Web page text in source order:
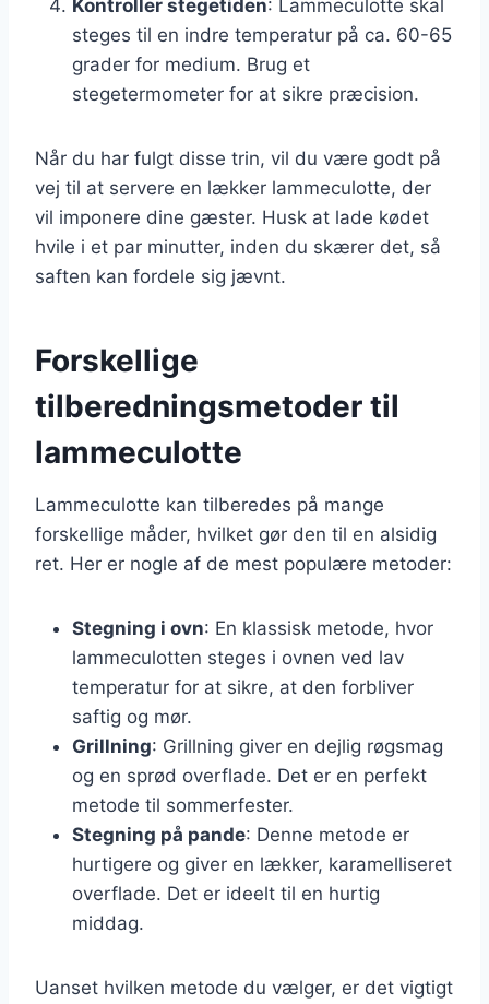
Kontroller stegetiden: Lammeculotte skal
steges til en indre temperatur på ca. 60-65
grader for medium. Brug et
stegetermometer for at sikre præcision.
Når du har fulgt disse trin, vil du være godt på
vej til at servere en lækker lammeculotte, der
vil imponere dine gæster. Husk at lade kødet
hvile i et par minutter, inden du skærer det, så
saften kan fordele sig jævnt.
Forskellige
tilberedningsmetoder til
lammeculotte
Lammeculotte kan tilberedes på mange
forskellige måder, hvilket gør den til en alsidig
ret. Her er nogle af de mest populære metoder:
Stegning i ovn: En klassisk metode, hvor
lammeculotten steges i ovnen ved lav
temperatur for at sikre, at den forbliver
saftig og mør.
Grillning: Grillning giver en dejlig røgsmag
og en sprød overflade. Det er en perfekt
metode til sommerfester.
Stegning på pande: Denne metode er
hurtigere og giver en lækker, karamelliseret
overflade. Det er ideelt til en hurtig
middag.
Uanset hvilken metode du vælger, er det vigtigt